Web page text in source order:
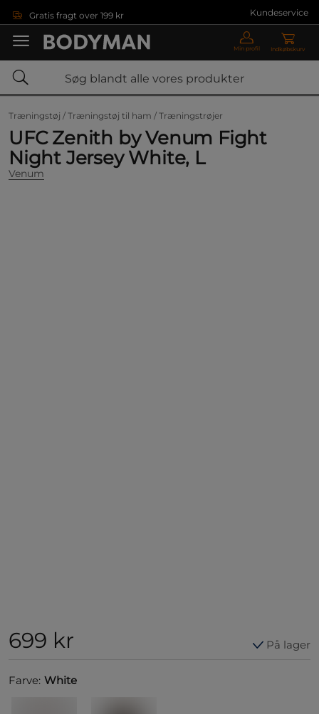
Gratis fragt over 199 kr Kundeservice
Min profil Indkøbskurv
Træningstøj / Træningstøj til ham / Træningstrøjer
UFC Zenith by Venum Fight
Night Jersey White, L
Venum
699 kr På lager
Farve: White